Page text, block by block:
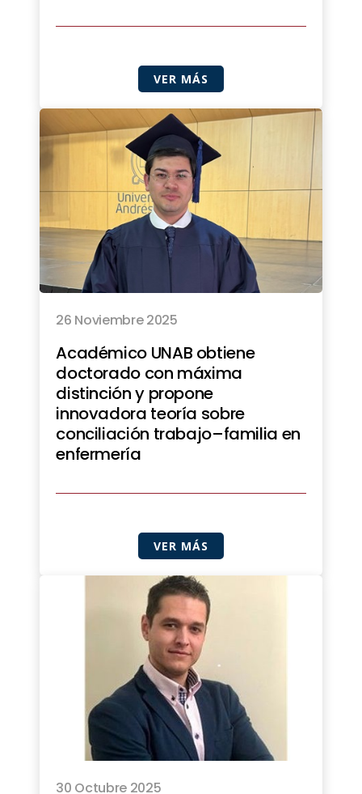
VER MÁS
26 Noviembre 2025
Académico UNAB obtiene
doctorado con máxima
distinción y propone
innovadora teoría sobre
conciliación trabajo–familia en
enfermería
VER MÁS
30 Octubre 2025